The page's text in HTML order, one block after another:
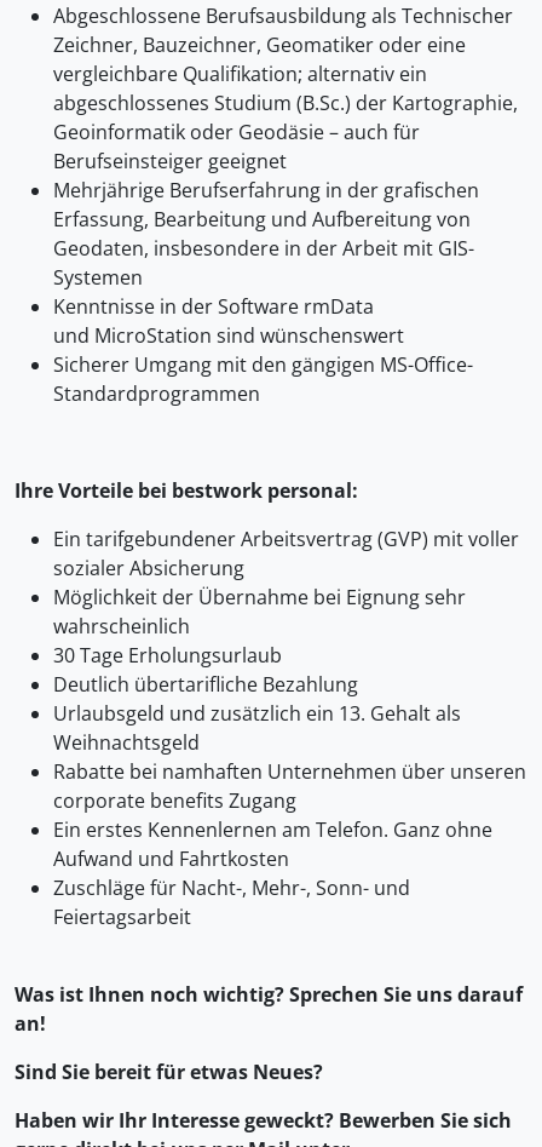
Abgeschlossene Berufsausbildung als Technischer
Zeichner, Bauzeichner, Geomatiker oder eine
vergleichbare Qualifikation; alternativ ein
abgeschlossenes Studium (B.Sc.) der Kartographie,
Geoinformatik oder Geodäsie – auch für
Berufseinsteiger geeignet
Mehrjährige Berufserfahrung in der grafischen
Erfassung, Bearbeitung und Aufbereitung von
Geodaten, insbesondere in der Arbeit mit GIS-
Systemen
Kenntnisse in der Software rmData
und MicroStation sind wünschenswert
Sicherer Umgang mit den gängigen MS-Office-
Standardprogrammen
Ihre Vorteile bei bestwork personal:
Ein tarifgebundener Arbeitsvertrag (GVP) mit voller
sozialer Absicherung
Möglichkeit der Übernahme bei Eignung sehr
wahrscheinlich
30 Tage Erholungsurlaub
Deutlich übertarifliche Bezahlung
Urlaubsgeld und zusätzlich ein 13. Gehalt als
Weihnachtsgeld
Rabatte bei namhaften Unternehmen über unseren
corporate benefits Zugang
Ein erstes Kennenlernen am Telefon. Ganz ohne
Aufwand und Fahrtkosten
Zuschläge für Nacht-, Mehr-, Sonn- und
Feiertagsarbeit
Was ist Ihnen noch wichtig? Sprechen Sie uns darauf
an!
Sind Sie bereit für etwas Neues?
Haben wir Ihr Interesse geweckt? Bewerben Sie sich